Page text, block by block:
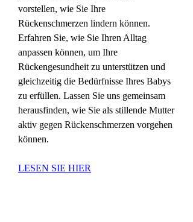
vorstellen, wie Sie Ihre
Rückenschmerzen lindern können.
Erfahren Sie, wie Sie Ihren Alltag
anpassen können, um Ihre
Rückengesundheit zu unterstützen und
gleichzeitig die Bedürfnisse Ihres Babys
zu erfüllen. Lassen Sie uns gemeinsam
herausfinden, wie Sie als stillende Mutter
aktiv gegen Rückenschmerzen vorgehen
können.
LESEN SIE HIER